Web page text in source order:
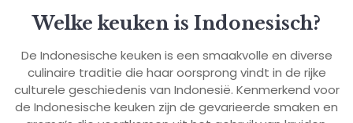
Welke keuken is Indonesisch?
De Indonesische keuken is een smaakvolle en diverse
culinaire traditie die haar oorsprong vindt in de rijke
culturele geschiedenis van Indonesië. Kenmerkend voor
de Indonesische keuken zijn de gevarieerde smaken en